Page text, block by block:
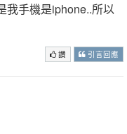
我手機是iphone..所以
讚 引言回應